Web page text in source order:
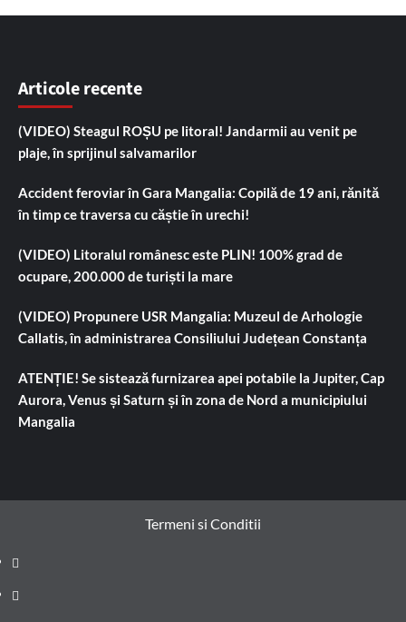
Articole recente
(VIDEO) Steagul ROȘU pe litoral! Jandarmii au venit pe
plaje, în sprijinul salvamarilor
Accident feroviar în Gara Mangalia: Copilă de 19 ani, rănită
în timp ce traversa cu căștie în urechi!
(VIDEO) Litoralul românesc este PLIN! 100% grad de
ocupare, 200.000 de turiști la mare
(VIDEO) Propunere USR Mangalia: Muzeul de Arhologie
Callatis, în administrarea Consiliului Județean Constanța
ATENȚIE! Se sistează furnizarea apei potabile la Jupiter, Cap
Aurora, Venus și Saturn și în zona de Nord a municipiului
Mangalia
Termeni si Conditii
Prima
pagină
Știri